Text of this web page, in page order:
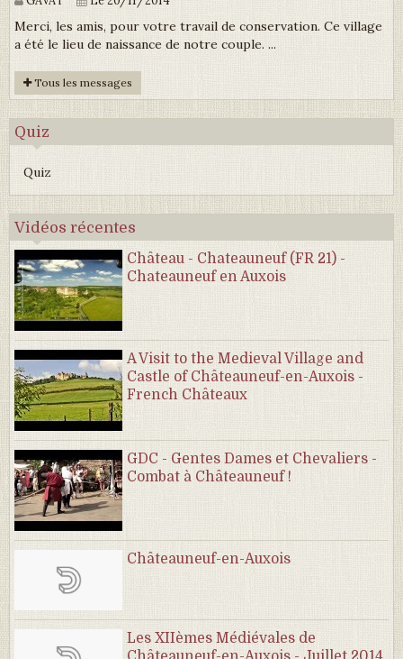
Merci, les amis, pour votre travail de conservation. Ce village
a été le lieu de naissance de notre couple. ...
Tous les messages
Quiz
Quiz
Vidéos récentes
Château - Chateauneuf (FR 21) -
Chateauneuf en Auxois
A Visit to the Medieval Village and
Castle of Châteauneuf-en-Auxois -
French Châteaux
GDC - Gentes Dames et Chevaliers -
Combat à Châteauneuf !
Châteauneuf-en-Auxois
Les XIIèmes Médiévales de